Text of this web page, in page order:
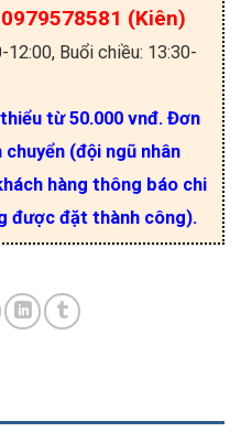
(Kiên)
Buổi chiều: 13:30-
từ 50.000 vnđ. Đơn
(đội ngũ nhân
hàng thông báo chi
được đặt thành công).